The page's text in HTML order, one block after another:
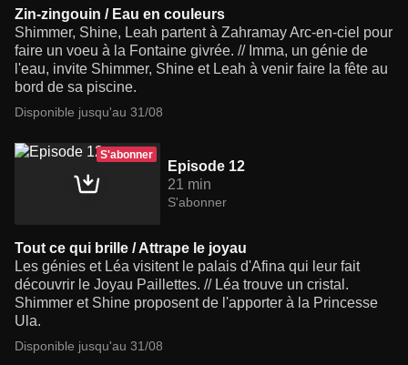
Zin-zingouin / Eau en couleurs
Shimmer, Shine, Leah partent à Zahramay Arc-en-ciel pour
faire un voeu à la Fontaine givrée. // Imma, un génie de
l'eau, invite Shimmer, Shine et Leah à venir faire la fête au
bord de sa piscine.
Disponible jusqu'au 31/08
S'abonner
Episode 12
21 min
S'abonner
Tout ce qui brille / Attrape le joyau
Les génies et Léa visitent le palais d'Afina qui leur fait
découvrir le Joyau Paillettes. // Léa trouve un cristal.
Shimmer et Shine proposent de l'apporter à la Princesse
Ula.
Disponible jusqu'au 31/08